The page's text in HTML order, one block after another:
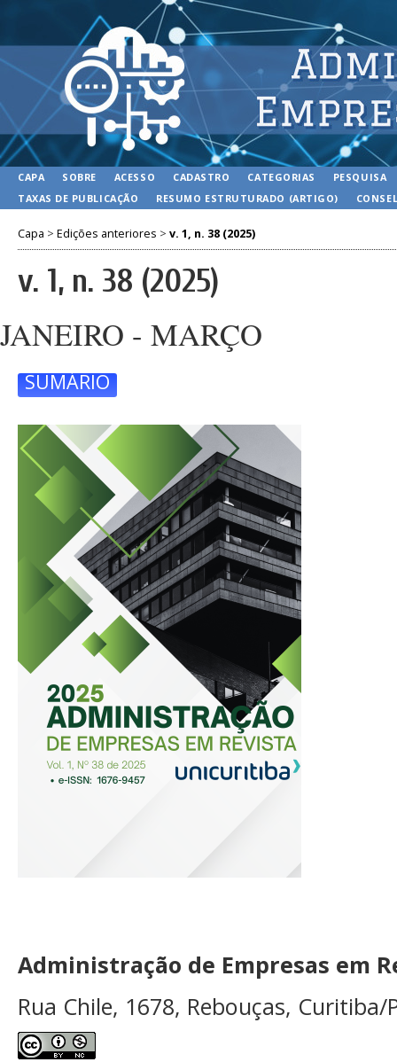
CAPA SOBRE ACESSO CADASTRO CATEGORIAS
PESQUISA
TAXAS DE PUBLICAÇÃO
RESUMO ESTRUTURADO (ARTIGO)
Capa > Edições anteriores > v. 1, n. 38 (2025)
v. 1, n. 38 (2025)
JANEIRO - MARÇO
SUMÁRIO
Administração de Empresas em
Rua Chile, 1678, Rebouças, Curitiba/